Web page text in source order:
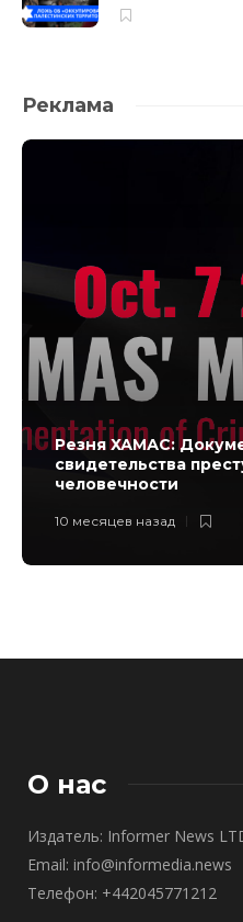
Реклама
Резня ХАМАС:
свидетельства
человечности
10 месяцев назад
О нас
Издатель: Informer News
Email: info@informedia.news
Телефон: +442045771212